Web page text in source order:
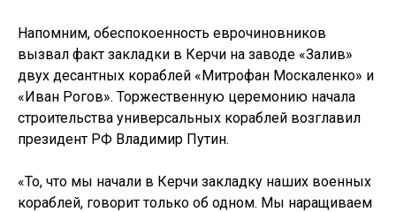
Напомним, обеспокоенность еврочиновников
вызвал факт закладки в Керчи на заводе «Залив»
двух десантных кораблей «Митрофан Москаленко» и
«Иван Рогов». Торжественную церемонию начала
строительства универсальных кораблей возглавил
президент РФ Владимир Путин.
«То, что мы начали в Керчи закладку наших военных
кораблей, говорит только об одном. Мы наращиваем